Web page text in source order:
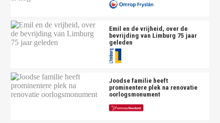
Emil en de vrijheid, over de
bevrijding van Limburg 75 jaar
geleden
Joodse familie heeft
prominentere plek na renovatie
oorlogsmonument